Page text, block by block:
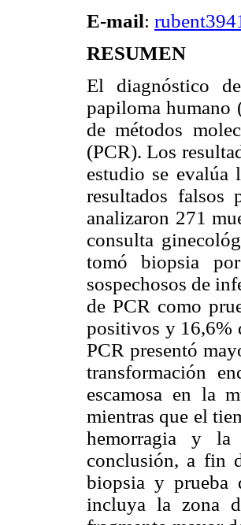
E-mail:
RESUMEN
El diagnóstico
papiloma humano
de métodos
(PCR). Los
estudio se evalúa
resultados falsos
analizaron 271
consulta
tomó biopsia
sospechosos de
de PCR como
positivos y 16,6%
PCR presentó
transformación
escamosa en la
mientras que el
hemorragia y
conclusión, a fin
biopsia y prueba
incluya la zona